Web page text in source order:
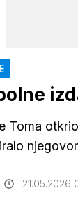
Toma
21.05.2026